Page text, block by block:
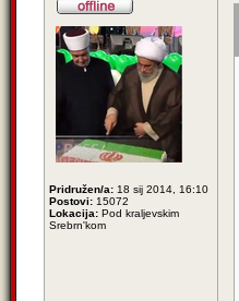
Pridružen/a: 18 sij 2014, 16:10
Postovi: 15072
Lokacija: Pod kraljevskim
Srebrn'kom